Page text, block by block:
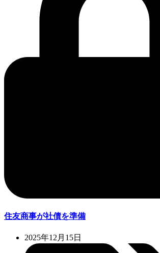
住友商事が社債を準備
2025年12月15日